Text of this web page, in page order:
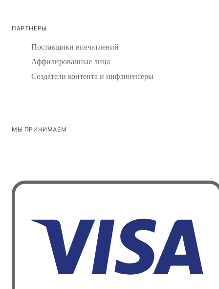
ПАРТНЕРЫ
Поставщики впечатлений
Аффилированные лица
Создатели контента и инфлюенсеры
МЫ ПРИНИМАЕМ